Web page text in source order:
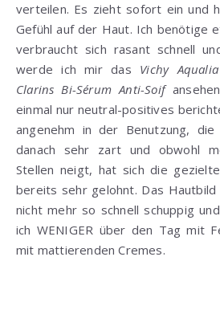
verteilen. Es zieht sofort ein und
Gefühl auf der Haut. Ich benötige
verbraucht sich rasant schnell
werde ich mir das Vichy
Clarins Bi-Sérum Anti-Soif
einmal nur neutral-positives
angenehm in der Benutzung,
danach sehr zart und obwohl
Stellen neigt, hat sich die
bereits sehr gelohnt. Das
nicht mehr so schnell schuppig
ich WENIGER über den Tag mit
mit mattierenden Cremes.